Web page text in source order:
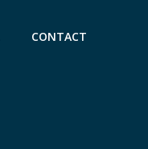
CONTACT